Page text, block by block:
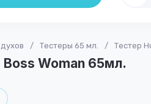
/ Тестеры 65 мл. / Тестер
Boss Woman 65мл.